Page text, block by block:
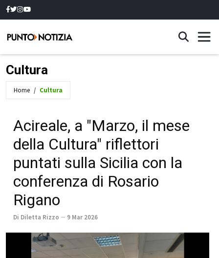
Cultura
Home Cultura
Acireale, a "Marzo, il mese
della Cultura" riflettori
puntati sulla Sicilia con la
conferenza di Rosario
Rigano
Di Diletta Rizzo 9 Mar 2026